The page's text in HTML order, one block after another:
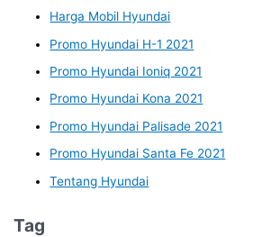
Harga Mobil Hyundai
Promo Hyundai H-1 2021
Promo Hyundai Ioniq 2021
Promo Hyundai Kona 2021
Promo Hyundai Palisade 2021
Promo Hyundai Santa Fe 2021
Tentang Hyundai
Tag